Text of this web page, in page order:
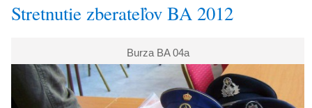
Stretnutie zberateľov BA 2012
Burza BA 04a